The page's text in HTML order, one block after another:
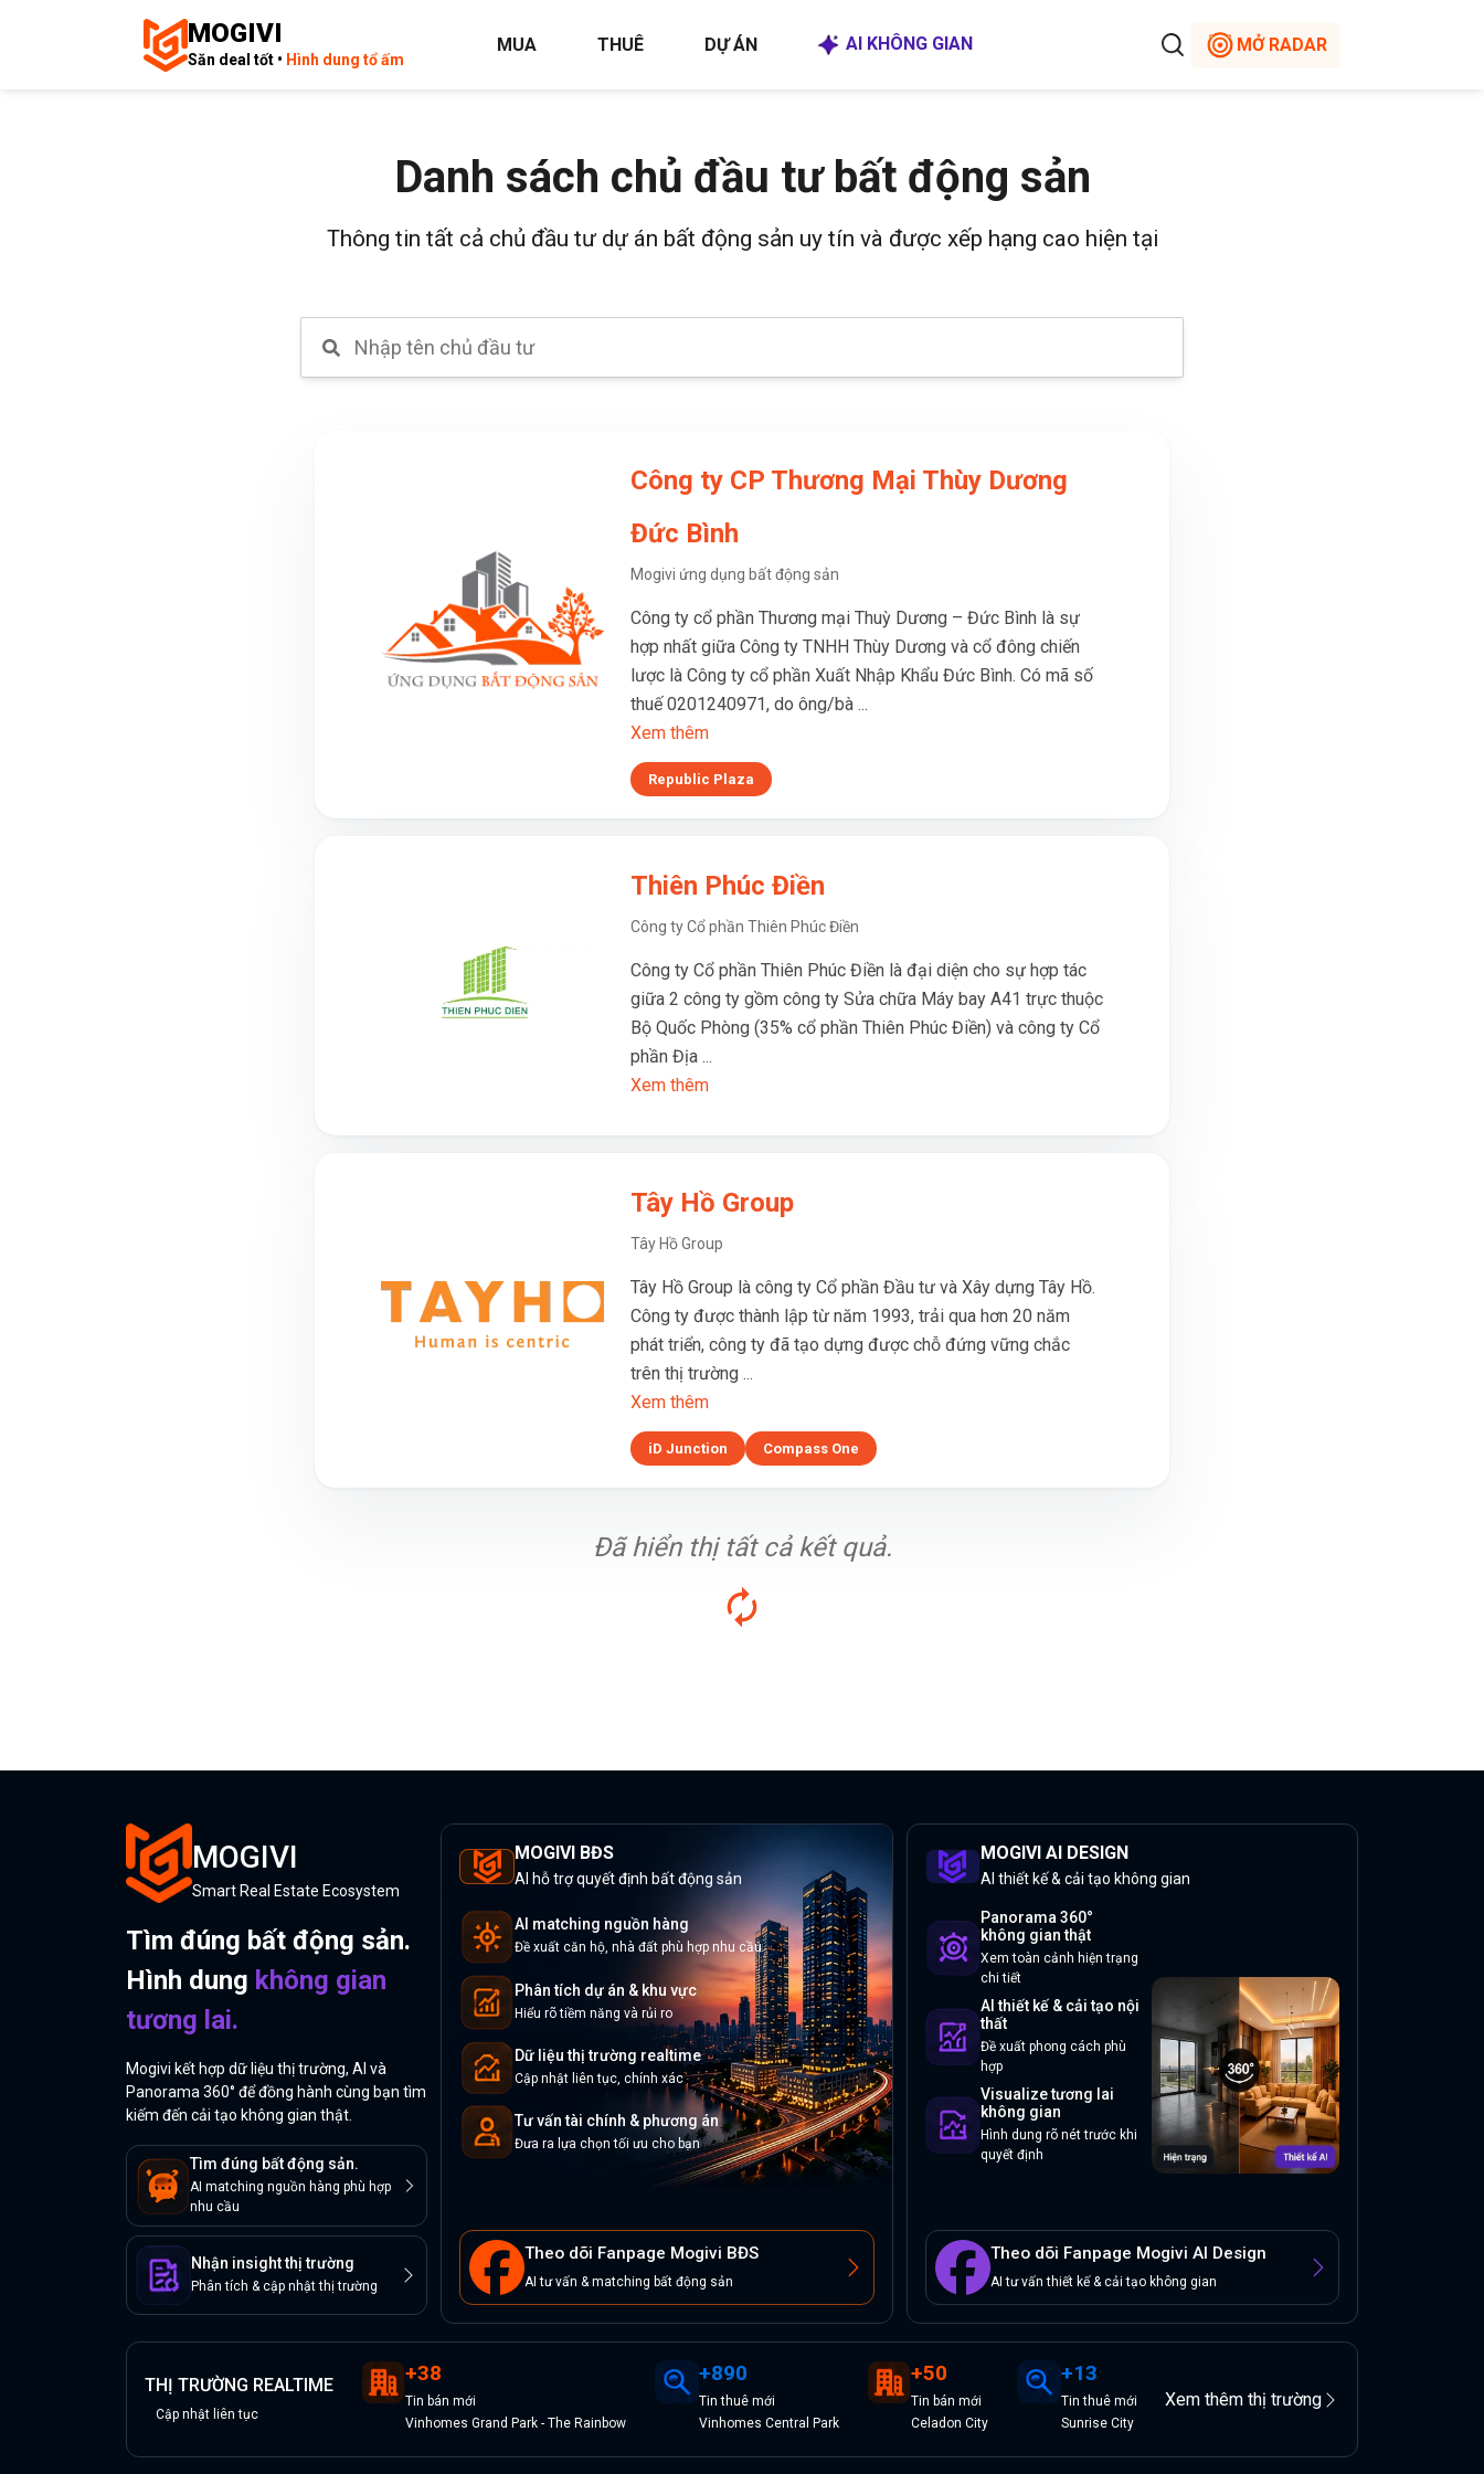
MOGIVI
Săn deal tốt • Hình dung tổ ấm
MUA THUÊ DỰ ÁN AI KHÔNG GIAN MỞ RADAR
Danh sách chủ đầu tư bất động sản
Thông tin tất cả chủ đầu tư dự án bất động sản uy tín và được xếp hạng cao hiện tại
Công ty CP Thương Mại Thùy Dương
Đức Bình
Mogivi ứng dụng bất động sản
Công ty cổ phần Thương mại Thuỳ Dương – Đức Bình là sự
hợp nhất giữa Công ty TNHH Thùy Dương và cổ đông chiến
lược là Công ty cổ phần Xuất Nhập Khẩu Đức Bình. Có mã số
thuế 0201240971, do ông/bà ...
Xem thêm
Republic Plaza
Thiên Phúc Điền
Công ty Cổ phần Thiên Phúc Điền
Công ty Cổ phần Thiên Phúc Điền là đại diện cho sự hợp tác
giữa 2 công ty gồm công ty Sửa chữa Máy bay A41 trực thuộc
Bộ Quốc Phòng (35% cổ phần Thiên Phúc Điền) và công ty Cổ
phần Địa ...
Xem thêm
Tây Hồ Group
Tây Hồ Group
Tây Hồ Group là công ty Cổ phần Đầu tư và Xây dựng Tây Hồ.
Công ty được thành lập từ năm 1993, trải qua hơn 20 năm
phát triển, công ty đã tạo dựng được chỗ đứng vững chắc
trên thị trường ...
Xem thêm
iD Junction Compass One
Đã hiển thị tất cả kết quả.
MOGIVI
Smart Real Estate Ecosystem
Tìm đúng bất động sản.
Hình dung không gian
tương lai.
Mogivi kết hợp dữ liệu thị trường, AI và
Panorama 360° để đồng hành cùng bạn tìm
kiếm đến cải tạo không gian thật.
Tìm đúng bất động sản.
AI matching nguồn hàng phù hợp
nhu cầu
Nhận insight thị trường
Phân tích & cập nhật thị trường
MOGIVI BĐS
AI hỗ trợ quyết định bất động sản
AI matching nguồn hàng
Đề xuất căn hộ, nhà đất phù hợp nhu cầu
Phân tích dự án & khu vực
Hiểu rõ tiềm năng và rủi ro
Dữ liệu thị trường realtime
Cập nhật liên tục, chính xác
Tư vấn tài chính & phương án
Đưa ra lựa chọn tối ưu cho bạn
Theo dõi Fanpage Mogivi BĐS
AI tư vấn & matching bất động sản
MOGIVI AI DESIGN
AI thiết kế & cải tạo không gian
Panorama 360°
không gian thật
Xem toàn cảnh hiện trạng
chi tiết
AI thiết kế & cải tạo nội
thất
Đề xuất phong cách phù
hợp
Visualize tương lai
không gian
Hình dung rõ nét trước khi
quyết định
Theo dõi Fanpage Mogivi AI Design
AI tư vấn thiết kế & cải tạo không gian
THỊ TRƯỜNG REALTIME
Cập nhật liên tục
+38
Tin bán mới
Vinhomes Grand Park - The Rainbow
+890
Tinthuêmới
Vinhomes Central Park
+50
Tin bán mới
Celadon City
+13
Tinthuêmới
Sunrise City
Xem thêm thị trường